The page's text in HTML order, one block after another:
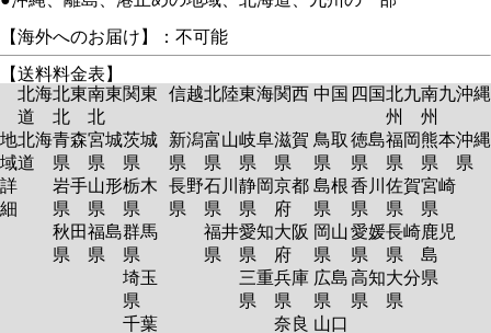
【海外へのお届け】：不可能
【送料料金表】
北海
道
北東
北
南東
北
関東 信越北陸東海関西 中国 四国北九
州
南九
州
沖縄
地
域
詳
細
北海
道
青森
県
岩手
県
秋田
県
宮城
県
山形
県
福島
県
茨城
県
栃木
県
群馬
県
埼玉
県
千葉
新潟
県
長野
県
富山
県
石川
県
福井
県
岐阜
県
静岡
県
愛知
県
三重
県
滋賀
県
京都
府
大阪
府
兵庫
県
奈良
鳥取
県
島根
県
岡山
県
広島
県
山口
徳島
県
香川
県
愛媛
県
高知
県
福岡
県
佐賀
県
長崎
県
大分
県
熊本
県
宮崎
県
鹿児
島
県
沖縄
県